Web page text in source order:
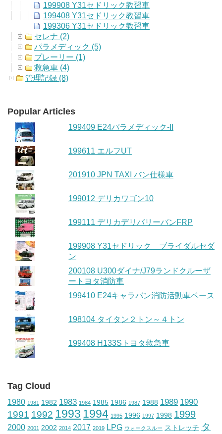
199908 Y31セドリック教習車
199408 Y31セドリック教習車
199306 Y31セドリック教習車
セレナ (2)
パラメディック (5)
プレーリー (1)
救急車 (4)
管理記録 (8)
Popular Articles
199409 E24パラメディック-II
199611 エルフUT
201910 JPN TAXI バン仕様車
199012 デリカワゴン10
199111 デリカデリバリーバンFRP
199908 Y31セドリック ブライダルセダ
ン
200108 U300ダイナ/J79ランドクルーザ
ートヨタ消防車
199410 E24キャラバン消防活動車ベース
198104 タイタン２トン～４トン
199408 H133Sトヨタ救急車
Tag Cloud
1980 1981 1982 1983 1984 1985 1986 1987 1988 1989 1990
1991 1992 1993 1994 1995 1996 1997 1998 1999
2000 2001 2002 2014 2017 2019 LPG ウォークスルー ストレッチ タ